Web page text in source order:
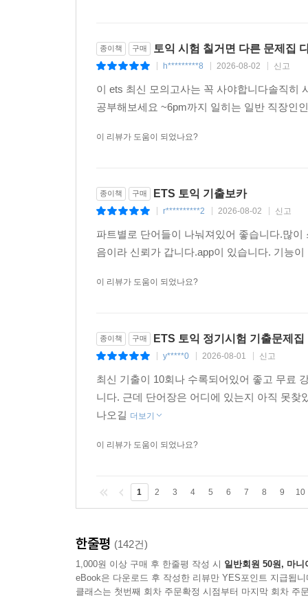
종이책 구매 토익 시험 칠거면 다른 문제집
h*********8 2026-08-02 신고
이 ets 최신 모의고사는 꼭 사야합니다솔직히
공부해보세요 ~6pm까지 일히는 일반 직장인
이 리뷰가 도움이 되었나요?
종이책 구매 ETS 토익 기출보카
r**********2 2026-08-02 신고
파트별로 단어들이 나눠져있어 좋습니다.많
음이라 신뢰가 갑니다.app이 있습니다. 기능
이 리뷰가 도움이 되었나요?
종이책 구매 ETS 토익 정기시험 기출문제집
y*****0 2026-08-01 신고
최신 기출이 10회나 수록되어있어 좋고 무료
니다. 근데 단어장은 어디에 있는지 아직 못
나오길 더보기
이 리뷰가 도움이 되었나요?
1 2 3 4 5 6 7 8 9 10
한줄평 (142건)
1,000원 이상 구매 후 한줄평 작성 시 일반회원 50원, 마니
eBook은 다운로드 후 작성한 리뷰만 YES포인트 지급됩니
클래스는 첫번째 회차 주문확정 시점부터 마지막 회차 주